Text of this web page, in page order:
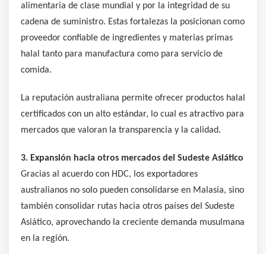
alimentaria de clase mundial y por la integridad de su
cadena de suministro. Estas fortalezas la posicionan como
proveedor confiable de ingredientes y materias primas
halal tanto para manufactura como para servicio de
comida.
La reputación australiana permite ofrecer productos halal
certificados con un alto estándar, lo cual es atractivo para
mercados que valoran la transparencia y la calidad.
3. Expansión hacia otros mercados del Sudeste Asiático
Gracias al acuerdo con HDC, los exportadores
australianos no solo pueden consolidarse en Malasia, sino
también consolidar rutas hacia otros países del Sudeste
Asiático, aprovechando la creciente demanda musulmana
en la región.